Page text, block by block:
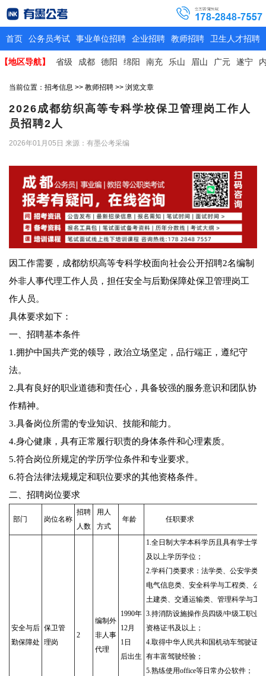
首页 公务员考试 事业单位招聘 企业招聘 教师招聘 卫生人才招聘
【地区导航】 省级 成都 德阳 绵阳 南充 乐山 眉山 广元 遂宁
当前位置： 招考信息 >> 教师招聘 >> 浏览文章
2026成都纺织高等专科学校保卫管理岗工作人
员招聘2人
2026年01月05日 来源：有墨公考采编
因工作需要，成都纺织高等专科学校面向社会公开招聘2名编制
外非人事代理工作人员，担任安全与后勤保障处保卫管理岗工
作人员。
具体要求如下：
一、招聘基本条件
1.拥护中国共产党的领导，政治立场坚定，品行端正，遵纪守
法。
2.具有良好的职业道德和责任心，具备较强的服务意识和团队协
作精神。
3.具备岗位所需的专业知识、技能和能力。
4.身心健康，具有正常履行职责的身体条件和心理素质。
5.符合岗位所规定的学历学位条件和专业要求。
6.符合法律法规规定和职位要求的其他资格条件。
二、招聘岗位要求
部门 岗位名称
招聘
人数
用人
方式
年龄 任职要求
安全与后
勤保障处
保卫管
理岗
2
编制外
非人事
代理
1990年
12月
1日
后出生
1.全日制大学本科学历且具有学士学位
及以上学历学位；
2.学科门类要求：法学类、公安学类
电气信息类、安全科学与工程类、公
土建类、交通运输类、管理科学与工
3.持消防设施操作员四级/中级工职业
资格证书及以上；
4.取得中华人民共和国机动车驾驶证并
有丰富驾驶经验；
5.熟练使用office等日常办公软件；